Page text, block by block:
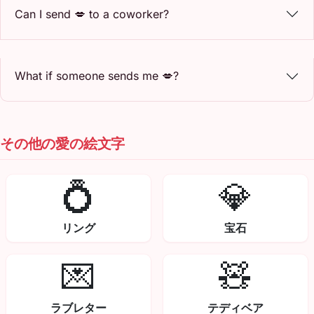
Can I send 💋 to a coworker?
What if someone sends me 💋?
その他の愛の絵文字
💍
リング
💎
宝石
💌
ラブレター
🧸
テディベア